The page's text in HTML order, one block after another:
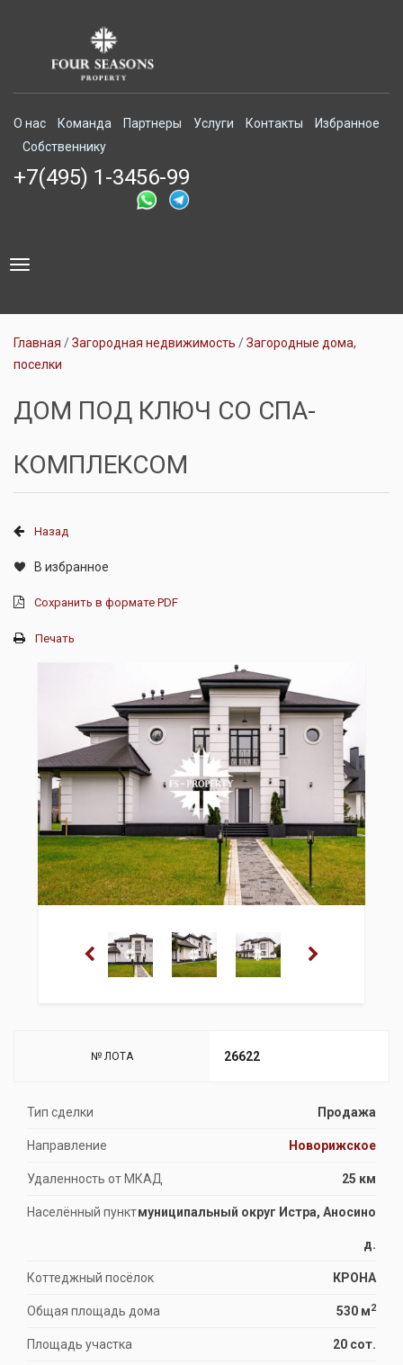
О нас Команда Партнеры Услуги Контакты
Избранное
Собственнику
+7(495) 1-3456-99
Toggle
Главная Загородная недвижимость
Загородные дома,
поселки
ДОМ ПОД КЛЮЧ СО СПА-
КОМПЛЕКСОМ
Назад
В избранное
Сохранить в формате PDF
Печать
№ ЛОТА 26622
Тип сделки Продажа
Направление Новорижское
Удаленность от МКАД 25 км
Населённый пунктмуниципальный округ Истра, Аносино
д.
Коттеджный посёлок КРОНА
Общая площадь дома 530 м2
Площадь участка 20 сот.